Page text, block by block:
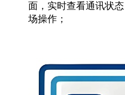
面，实时查看通讯状
场操作；